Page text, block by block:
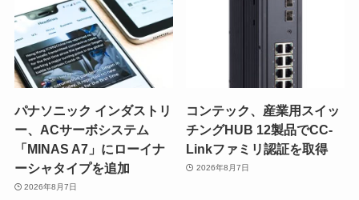
パナソニック インダストリ
ー、ACサーボシステム
「MINAS A7」にローイナ
ーシャタイプを追加
2026年8月7日
コンテック、産業用スイッ
チングHUB 12製品でCC-
Linkファミリ認証を取得
2026年8月7日